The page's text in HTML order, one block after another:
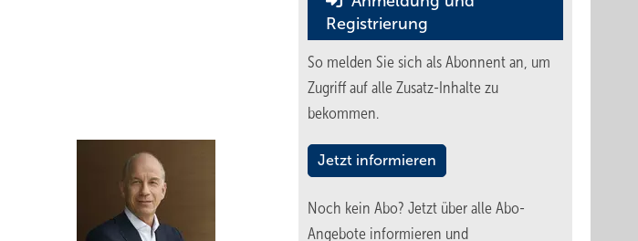
Registrierung
So melden Sie sich als Abonnent an, um
Zugriff auf alle Zusatz-Inhalte zu
bekommen.
Jetzt informieren
Noch kein Abo? Jetzt über alle Abo-
Angebote informieren und